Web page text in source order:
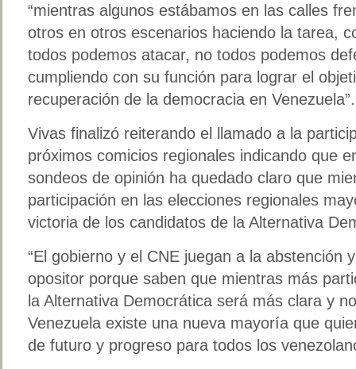
“mientras algunos estábamos en las calles
otros en otros escenarios haciendo la tarea,
todos podemos atacar, no todos podemos
cumpliendo con su función para lograr el
recuperación de la democracia en Venezuela”.
Vivas finalizó reiterando el llamado a la
próximos comicios regionales indicando que
sondeos de opinión ha quedado claro que
participación en las elecciones regionales
victoria de los candidatos de la Alternativa
“El gobierno y el CNE juegan a la abstención
opositor porque saben que mientras más
la Alternativa Democrática será más clara y
Venezuela existe una nueva mayoría que
de futuro y progreso para todos los